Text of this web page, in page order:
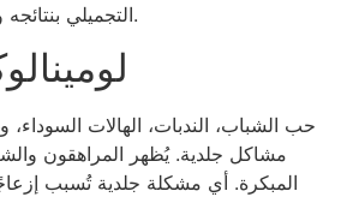
التجميلي بنتائجه وفوائده. انظري إلى هذا.
حب الشباب، الندبات، الهالات
مشاكل جلدية. يُظهر المراهقون
المبكرة. أي مشكلة جلدية تُسبب